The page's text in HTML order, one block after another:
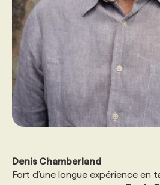
Denis Chamberland
Fort d’une longue expérience en